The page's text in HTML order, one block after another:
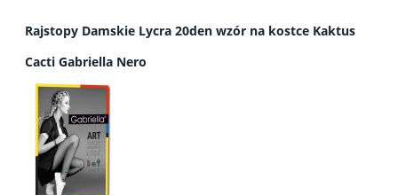
Rajstopy Damskie Lycra 20den wzór na kostce Kaktus
Cacti Gabriella Nero